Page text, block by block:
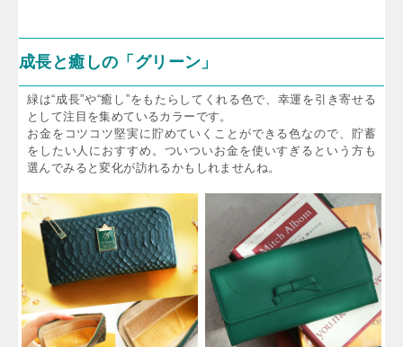
成長と癒しの「グリーン」
緑は“成長”や“癒し”をもたらしてくれる色で、幸運を引き寄せる
として注目を集めているカラーです。
お金をコツコツ堅実に貯めていくことができる色なので、貯蓄
をしたい人におすすめ。ついついお金を使いすぎるという方も
選んでみると変化が訪れるかもしれませんね。